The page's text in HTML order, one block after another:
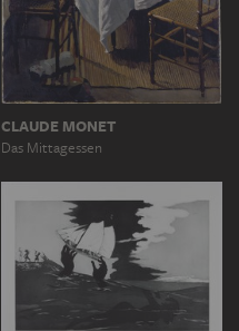
CLAUDE MONET
Das Mittagessen